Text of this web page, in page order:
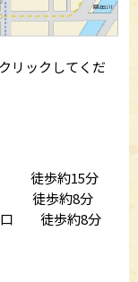
リックしてくだ
徒歩約15分
徒歩約8分
口 徒歩約8分